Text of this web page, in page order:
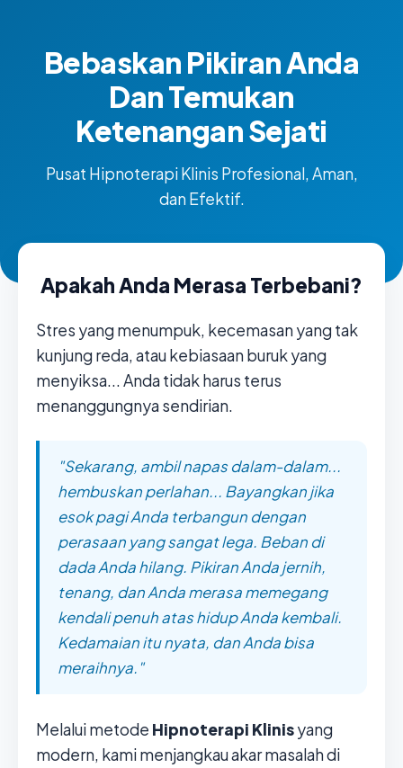
Bebaskan Pikiran Anda
Dan Temukan
Ketenangan Sejati
Pusat Hipnoterapi Klinis Profesional, Aman,
dan Efektif.
Apakah Anda Merasa Terbebani?
Stres yang menumpuk, kecemasan yang tak
kunjung reda, atau kebiasaan buruk yang
menyiksa... Anda tidak harus terus
menanggungnya sendirian.
"Sekarang, ambil napas dalam-dalam...
hembuskan perlahan... Bayangkan jika
esok pagi Anda terbangun dengan
perasaan yang sangat lega. Beban di
dada Anda hilang. Pikiran Anda jernih,
tenang, dan Anda merasa memegang
kendali penuh atas hidup Anda kembali.
Kedamaian itu nyata, dan Anda bisa
meraihnya."
Melalui metode Hipnoterapi Klinisyang
modern, kami menjangkau akar masalah di